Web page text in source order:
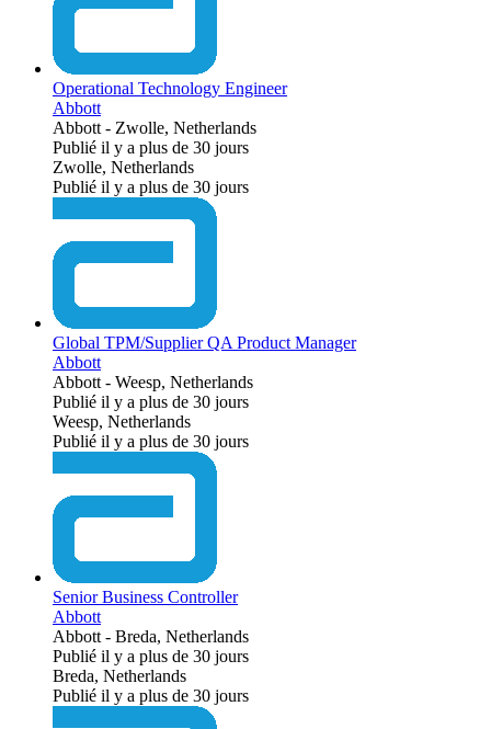
Operational Technology Engineer
Abbott
Abbott - Zwolle, Netherlands
Publié il y a plus de 30 jours
Zwolle, Netherlands
Publié il y a plus de 30 jours
Global TPM/Supplier QA Product Manager
Abbott
Abbott - Weesp, Netherlands
Publié il y a plus de 30 jours
Weesp, Netherlands
Publié il y a plus de 30 jours
Senior Business Controller
Abbott
Abbott - Breda, Netherlands
Publié il y a plus de 30 jours
Breda, Netherlands
Publié il y a plus de 30 jours